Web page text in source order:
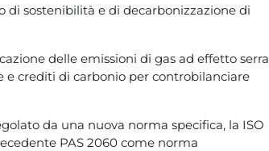
di sostenibilità e di decarbonizzazione di
delle emissioni di gas ad effetto serra
e crediti di carbonio per controbilanciare
da una nuova norma specifica, la ISO
PAS 2060 come norma